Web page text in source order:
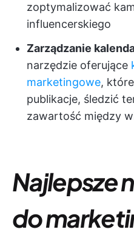
zoptymalizować
influencerskiego
Zarządzanie
narzędzie oferujące
marketingowe,
publikacje, śledzić
zawartość między
Najlepsze
do